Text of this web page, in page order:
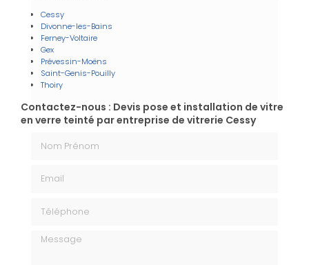
Cessy
Divonne-les-Bains
Ferney-Voltaire
Gex
Prévessin-Moëns
Saint-Genis-Pouilly
Thoiry
Contactez-nous : Devis pose et installation de vitre
en verre teinté par entreprise de vitrerie Cessy
Message